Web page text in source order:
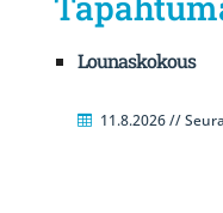
Lounaskokous
11.8.2026 //